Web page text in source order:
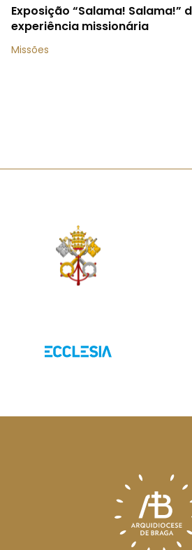
Exposição “Salama! Salama!”
experiência missionária
Missões